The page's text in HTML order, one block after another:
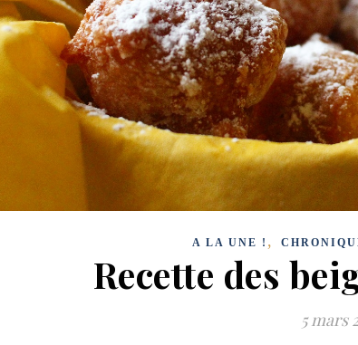
A LA UNE ! ,
Recette des
5 mars